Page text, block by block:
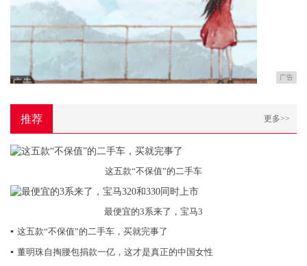
广告
推荐 更多>>
这五款“不保值”的二手车
最便宜的3系来了，宝马3
▪ 这五款“不保值”的二手车，买就完事了
▪ 董明珠自掏腰包捐款一亿，这才是真正的中国女性